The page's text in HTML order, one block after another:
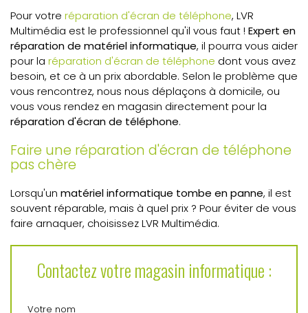
Pour votre réparation d'écran de téléphone, LVR
Multimédia est le professionnel qu'il vous faut ! Expert en
réparation de matériel informatique, il pourra vous aider
pour la réparation d'écran de téléphone dont vous avez
besoin, et ce à un prix abordable. Selon le problème que
vous rencontrez, nous nous déplaçons à domicile, ou
vous vous rendez en magasin directement pour la
réparation d'écran de téléphone.
Faire une réparation d'écran de téléphone
pas chère
Lorsqu'un matériel informatique tombe en panne, il est
souvent réparable, mais à quel prix ? Pour éviter de vous
faire arnaquer, choisissez LVR Multimédia.
Contactez votre magasin informatique :